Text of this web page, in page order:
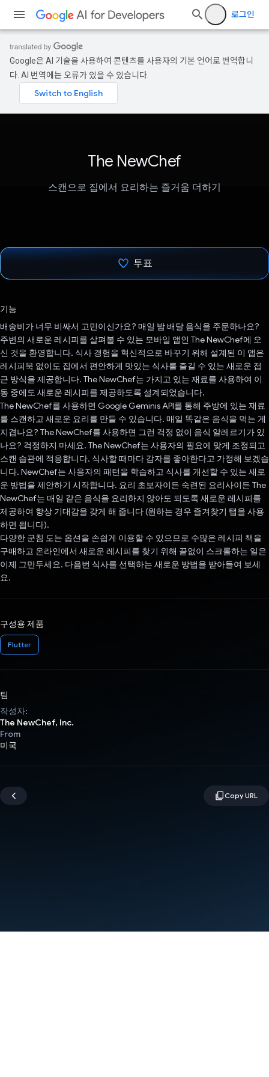
로그인
Google은 AI 기술을 사용하여 콘텐츠를 사용자의 기본 언어로 번역합니
다. AI 번역에는 오류가 있을 수 있습니다.
The NewChef
스캔으로 집에서 요리하는 즐거움 더하기
투표
기능
배송비가 너무 비싸서 고민이신가요? 매일 밤 배달 음식을 주문하나요?
주변의 새로운 레시피를 살펴볼 수 있는 모바일 앱인 The NewChef에 오
신 것을 환영합니다. 식사 경험을 혁신적으로 바꾸기 위해 설계된 이 앱은
레시피북 없이도 집에서 편안하게 맛있는 식사를 즐길 수 있는 새로운 접
근 방식을 제공합니다. The NewChef는 가지고 있는 재료를 사용하여 이
동 중에도 새로운 레시피를 제공하도록 설계되었습니다.
The NewChef를 사용하면 Google Geminis API를 통해 주방에 있는 재료
를 스캔하고 새로운 요리를 만들 수 있습니다. 매일 똑같은 음식을 먹는 게
지겹나요? The NewChef를 사용하면 그런 걱정 없이 음식 알레르기가 있
나요? 걱정하지 마세요. The NewChef는 사용자의 필요에 맞게 조정되고
스캔 습관에 적응합니다. 식사할 때마다 감자를 좋아한다고 가정해 보겠습
니다. NewChef는 사용자의 패턴을 학습하고 식사를 개선할 수 있는 새로
운 방법을 제안하기 시작합니다. 요리 초보자이든 숙련된 요리사이든 The
NewChef는 매일 같은 음식을 요리하지 않아도 되도록 새로운 레시피를
제공하여 항상 기대감을 갖게 해 줍니다 (원하는 경우 즐겨찾기 탭을 사용
하면 됩니다).
다양한 군침 도는 옵션을 손쉽게 이용할 수 있으므로 수많은 레시피 책을
구매하고 온라인에서 새로운 레시피를 찾기 위해 끝없이 스크롤하는 일은
이제 그만두세요. 다음번 식사를 선택하는 새로운 방법을 받아들여 보세
요.
구성용 제품
Flutter
팀
작성자:
The NewChef, Inc.
From
미국